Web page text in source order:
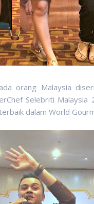
orang Malaysia
Selebriti
dalam World